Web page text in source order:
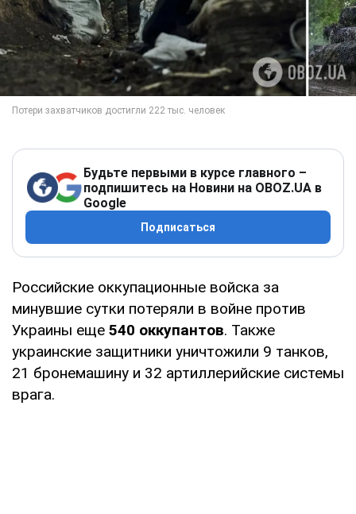
Будьте первыми в курсе главного –
подпишитесь на Новини на OBOZ.UA в
Google
Подписаться
Российские оккупационные войска за
минувшие сутки потеряли в войне против
Украины еще 540 оккупантов. Также
украинские защитники уничтожили 9 танков,
21 бронемашину и 32 артиллерийские системы
врага.